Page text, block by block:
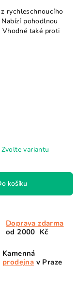
rychleschnoucího
pohodlnou
také proti
Zvolte variantu
košíku
Doprava zdarma
od 2000 Kč
Kamenná
prodejna v Praze